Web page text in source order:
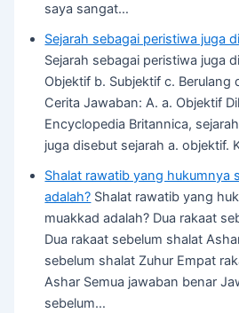
saya sangat…
Sejarah sebagai peristiwa juga
Sejarah sebagai peristiwa juga
Objektif b. Subjektif c. Berulang
Cerita Jawaban: A. a. Objektif
Encyclopedia Britannica,
juga disebut sejarah a. objektif.
Shalat rawatib yang hukumnya
adalah? Shalat rawatib yang
muakkad adalah? Dua rakaat
Dua rakaat sebelum shalat
sebelum shalat Zuhur Empat
Ashar Semua jawaban benar
sebelum…